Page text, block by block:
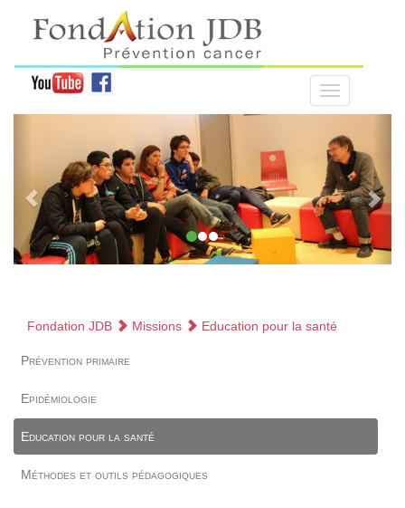
Fondation JDB Missions Education pour la santé
Prévention primaire
Epidémiologie
Education pour la santé
Méthodes et outils pédagogiques